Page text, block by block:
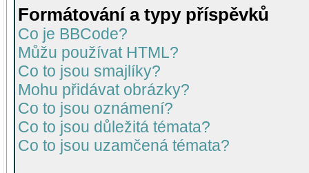
Formátování a typy příspěvků
Co je BBCode?
Můžu používat HTML?
Co to jsou smajlíky?
Mohu přidávat obrázky?
Co to jsou oznámení?
Co to jsou důležitá témata?
Co to jsou uzamčená témata?